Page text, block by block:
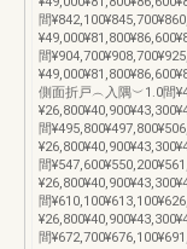
間
間
側面折戸︵入隅︶1.0間
間
間
間
間